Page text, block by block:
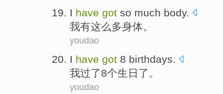
I have got so much body.
我有这么多身体。
youdao
I have got 8 birthdays.
我过了8个生日了 。
youdao